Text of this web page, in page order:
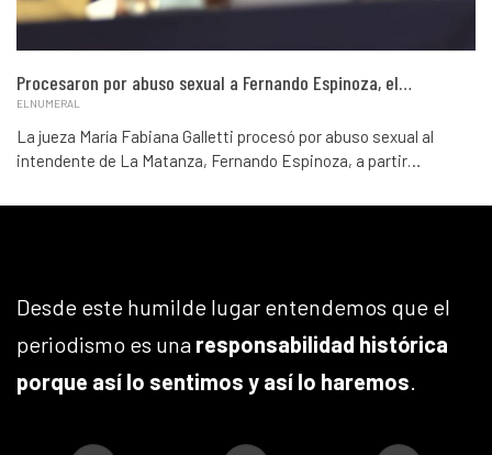
Procesaron por abuso sexual a Fernando Espinoza, el…
ELNUMERAL
La jueza María Fabiana Galletti procesó por abuso sexual al
intendente de La Matanza, Fernando Espinoza, a partir…
Desde este humilde lugar entendemos que el
periodismo es una responsabilidad histórica
porque así lo sentimos y así lo haremos.